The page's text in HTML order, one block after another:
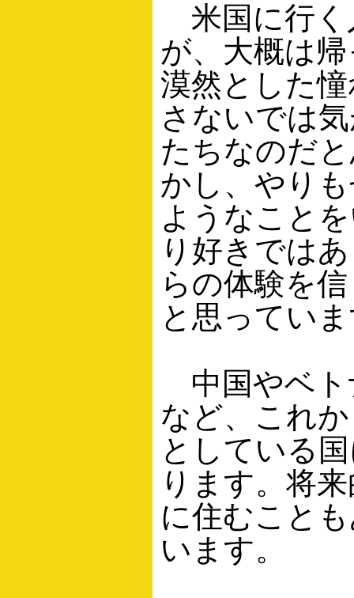
米国に行く
が、大概は
漠然とした
さないでは
たちなのだ
かし、やり
ようなこと
り好きでは
らの体験を
と思ってい
中国やベト
など、これ
としている
ります。将
に住むこと
います。